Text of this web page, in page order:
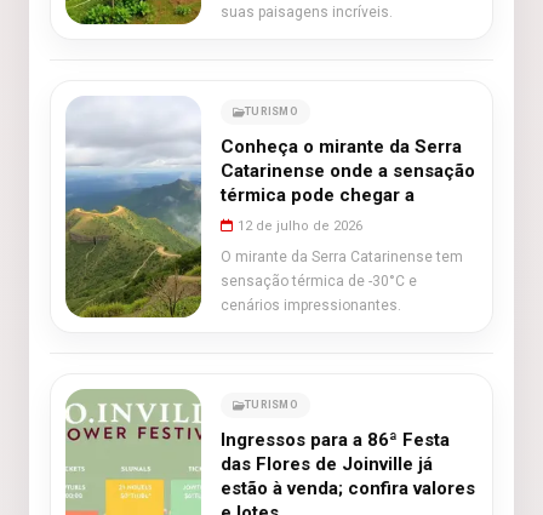
suas paisagens incríveis.
TURISMO
Conheça o mirante da Serra
Catarinense onde a sensação
térmica pode chegar a
12 de julho de 2026
O mirante da Serra Catarinense tem
sensação térmica de -30°C e
cenários impressionantes.
TURISMO
Ingressos para a 86ª Festa
das Flores de Joinville já
estão à venda; confira valores